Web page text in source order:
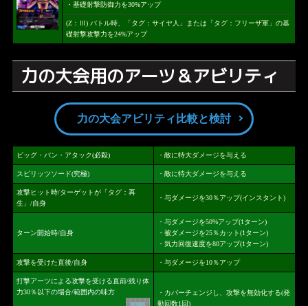
・基礎射撃防御力を30%アップ
(Z：Ⅲ) バトル時、「タグ：サイヤ人」または「タグ：フリーザ軍」の基
礎射撃攻撃力を24%アップ
力の大会用のアーツ＆アビリティ
力の大会アビリティ比較と検討
ビッグ・バン・アタック(必殺) ・敵に特大ダメージを与える
スピリッツソード(究極) ・敵に特大ダメージを与える
攻撃ヒット時/ターゲットが「タグ：再
生」/自身
・与ダメージを30％アップ(インスタント)
ターン開始時/自身
・与ダメージを50%アップ(1ターン)
・被ダメージを25％カット(1ターン)
・気力回復速度を80アップ(1ターン)
攻撃を受けた直後/自身 ・与ダメージを10％アップ
打撃アーツによる攻撃を受ける直前/残り体
力30％以下の場合/範囲内の味方
・カバーチェンジし、攻撃を無効化する(発
動回数1回)